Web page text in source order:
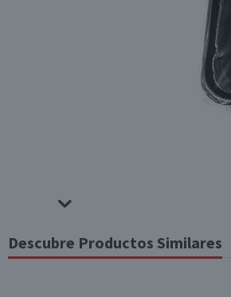
Descubre Productos Similares